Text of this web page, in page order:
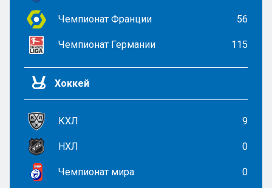
Чемпионат Франции 56
Чемпионат Германии 115
Хоккей
КХЛ 9
НХЛ 0
Чемпионат мира 0